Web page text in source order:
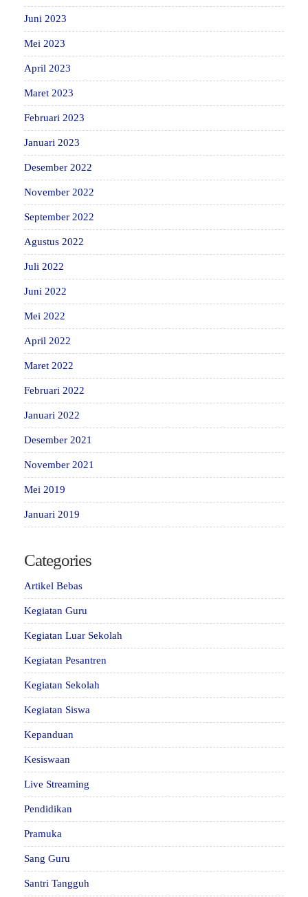
Juni 2023
Mei 2023
April 2023
Maret 2023
Februari 2023
Januari 2023
Desember 2022
November 2022
September 2022
Agustus 2022
Juli 2022
Juni 2022
Mei 2022
April 2022
Maret 2022
Februari 2022
Januari 2022
Desember 2021
November 2021
Mei 2019
Januari 2019
Categories
Artikel Bebas
Kegiatan Guru
Kegiatan Luar Sekolah
Kegiatan Pesantren
Kegiatan Sekolah
Kegiatan Siswa
Kepanduan
Kesiswaan
Live Streaming
Pendidikan
Pramuka
Sang Guru
Santri Tangguh